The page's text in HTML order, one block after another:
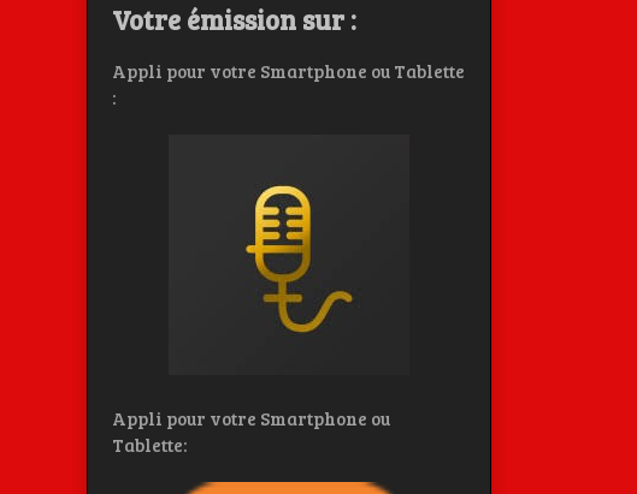
Votre émission sur :
Appli pour votre Smartphone ou Tablette
:
Appli pour votre Smartphone ou
Tablette: